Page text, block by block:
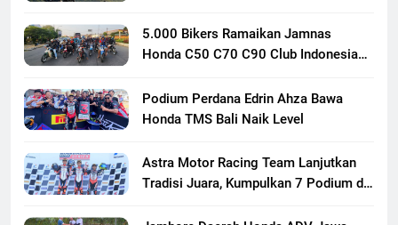
5.000 Bikers Ramaikan Jamnas
Honda C50 C70 C90 Club Indonesia
Persaudaraan Pecinta Motor Klasik
Honda
Podium Perdana Edrin Ahza Bawa
Honda TMS Bali Naik Level
Astra Motor Racing Team Lanjutkan
Tradisi Juara, Kumpulkan 7 Podium di